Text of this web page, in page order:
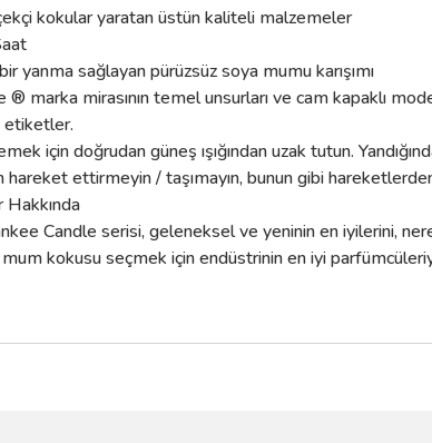
kokular yaratan üstün kaliteli malzemeler
yanma sağlayan pürüzsüz soya mumu karışımı
® marka mirasının temel unsurları ve cam kapaklı
etiketler.
için doğrudan güneş ışığından uzak tutun.
hareket ettirmeyin / taşımayın, bunun gibi hareketlerden
Hakkında
Candle serisi, geleneksel ve yeninin en iyilerini,
kokusu seçmek için endüstrinin en iyi